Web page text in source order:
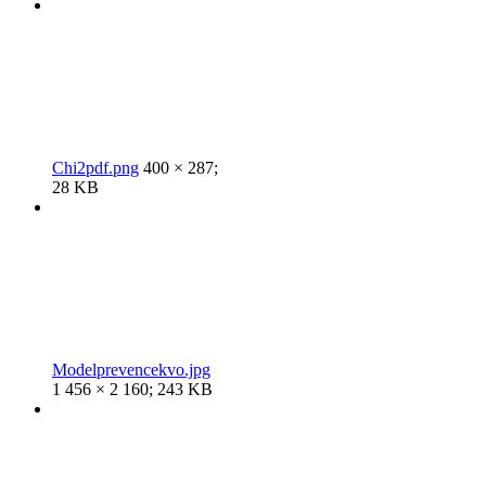
Chi2pdf.png 400 × 287;
28 KB
Modelprevencekvo.jpg
1 456 × 2 160; 243 KB